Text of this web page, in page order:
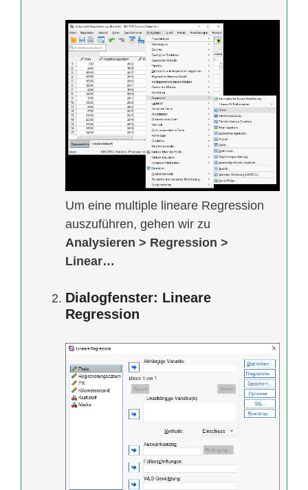
Um eine multiple lineare Regression
auszuführen, gehen wir zu
Analysieren > Regression >
Linear…
Dialogfenster: Lineare
Regression